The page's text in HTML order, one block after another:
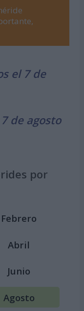
el 7 de
de agosto
por
Febrero
Abril
Junio
Agosto